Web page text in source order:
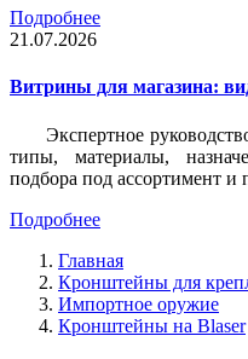
Подробнее
21.07.2026
Витрины для магазина:
Экспертное
типы, материалы,
подбора под ассортимент и
Подробнее
Главная
Кронштейны для
Импортное оружие
Кронштейны на Blaser